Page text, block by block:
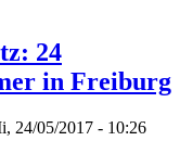
24
in Freiburg
24/05/2017 - 10:26